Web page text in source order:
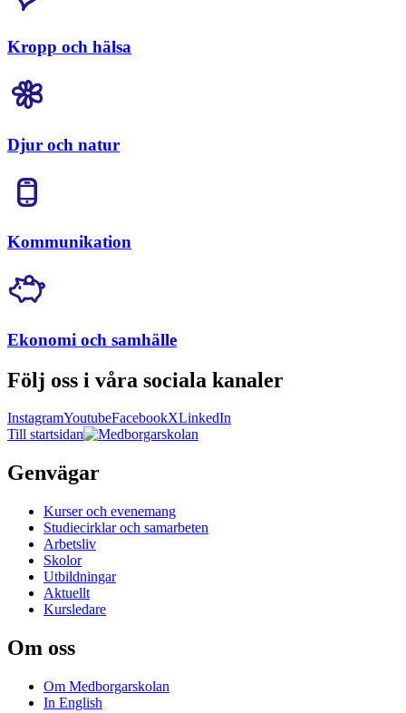
Kropp och hälsa
Djur och natur
Kommunikation
Ekonomi och samhälle
Följ oss i våra sociala kanaler
InstagramYoutubeFacebookXLinkedIn
Till startsidan
Genvägar
Kurser och evenemang
Studiecirklar och samarbeten
Arbetsliv
Skolor
Utbildningar
Aktuellt
Kursledare
Om oss
Om Medborgarskolan
In English